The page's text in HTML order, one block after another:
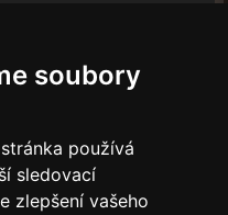
soubory
používá
sledovací
zlepšení vašeho